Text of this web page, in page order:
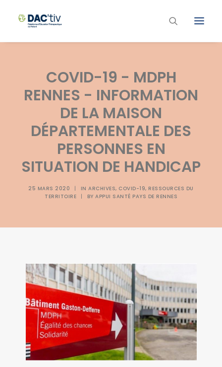
Plateforme ETP
Liste des programmes et actions
Les formations ETP
Contacts
COVID-19 - MDPH
RENNES - INFORMATION
DE LA MAISON
DÉPARTEMENTALE DES
PERSONNES EN
SITUATION DE HANDICAP
25 MARS 2020 | INARCHIVES, COVID-19, RESSOURCES DU
TERRITOIRE
| BY APPUI SANTÉ PAYS DE RENNES